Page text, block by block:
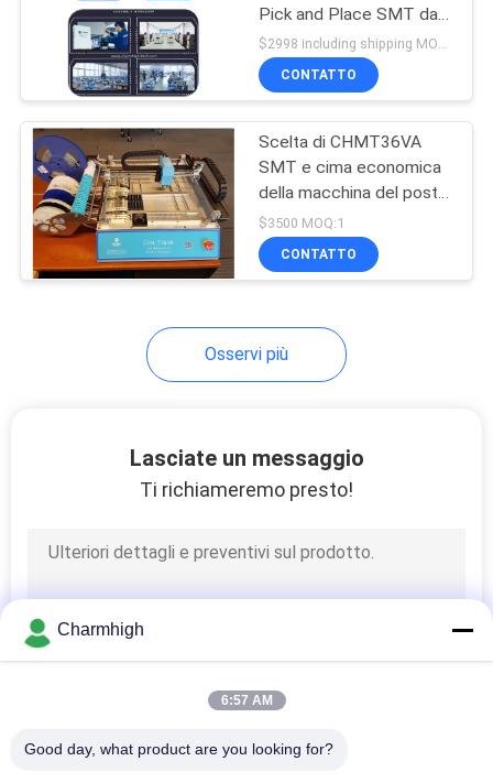
Pick and Place SMT da
banco Bifacciale
$2998 including shipping MOQ:1
CONTATTO
Scelta di CHMT36VA
SMT e cima economica
della macchina del posto
& controllo inferiore del
PC della macchina
fotografica
$3500 MOQ:1
CONTATTO
Osservi più
Lasciate un messaggio
Ti richiameremo presto!
Charmhigh
6:57 AM
Good day, what product are you looking for?